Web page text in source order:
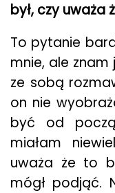
był, czy uważa
To pytanie
mnie, ale
ze sobą
on nie
być od
miałam
uważa że to
mógł podjąć.